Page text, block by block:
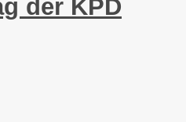
der KPD